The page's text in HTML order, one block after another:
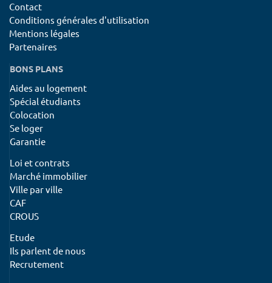
Contact
Conditions générales d'utilisation
Mentions légales
Partenaires
BONS PLANS
Aides au logement
Spécial étudiants
Colocation
Se loger
Garantie
Loi et contrats
Marché immobilier
Ville par ville
CAF
CROUS
Etude
Ils parlent de nous
Recrutement